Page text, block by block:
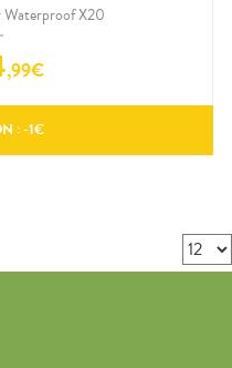
Waterproof X20
,99€
: -1€